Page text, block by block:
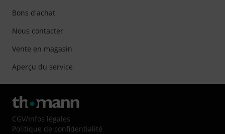
Bons d'achat
Nous contacter
Vente en magasin
Aperçu du service
CGV/Infos légales
Politique de confidentialité